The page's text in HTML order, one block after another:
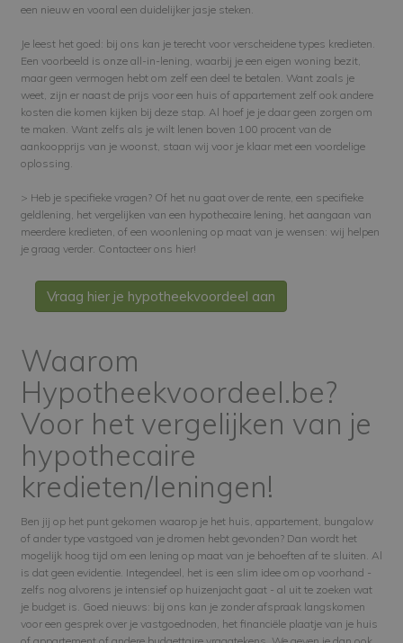
een nieuw en vooral een duidelijker jasje steken.
Je leest het goed: bij ons kan je terecht voor verscheidene types kredieten.
Een voorbeeld is onze all-in-lening, waarbij je een eigen woning bezit,
maar geen vermogen hebt om zelf een deel te betalen. Want zoals je
weet, zijn er naast de prijs voor een huis of appartement zelf ook andere
kosten die komen kijken bij deze stap. Al hoef je je daar geen zorgen om
te maken. Want zelfs als je wilt lenen boven 100 procent van de
aankoopprijs van je woonst, staan wij voor je klaar met een voordelige
oplossing.
> Heb je specifieke vragen? Of het nu gaat over de rente, een specifieke
geldlening, het vergelijken van een hypothecaire lening, het aangaan van
meerdere kredieten, of een woonlening op maat van je wensen: wij helpen
je graag verder. Contacteer ons hier!
Vraag hier je hypotheekvoordeel aan
Waarom
Hypotheekvoordeel.be?
Voor het vergelijken van je
hypothecaire
kredieten/leningen!
Ben jij op het punt gekomen waarop je het huis, appartement, bungalow
of ander type vastgoed van je dromen hebt gevonden? Dan wordt het
mogelijk hoog tijd om een lening op maat van je behoeften af te sluiten. Al
is dat geen evidentie. Integendeel, het is een slim idee om op voorhand -
zelfs nog alvorens je intensief op huizenjacht gaat - al uit te zoeken wat
je budget is. Goed nieuws: bij ons kan je zonder afspraak langskomen
voor een gesprek over je vastgoednoden , het financiële plaatje van je huis